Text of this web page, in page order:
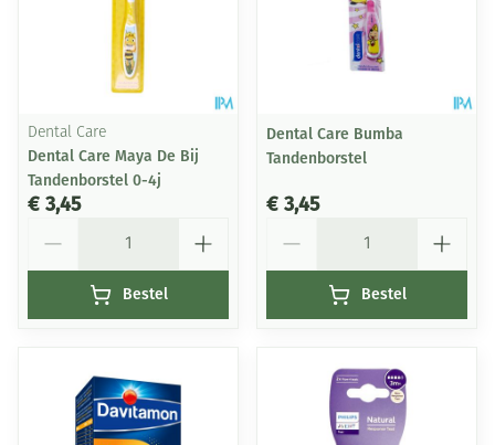
Dental Care
Dental Care Maya De Bij
Tandenborstel 0-4j
€ 3,45
Bestel
Dental Care Bumba
Tandenborstel
€ 3,45
Bestel